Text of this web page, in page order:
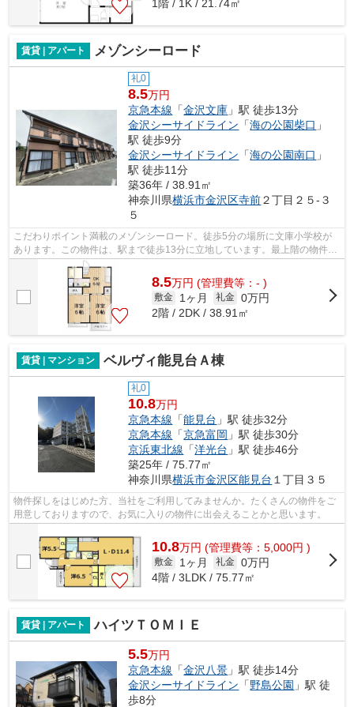
1階 / 1K / 21.74㎡
賃貸 | アパート メゾンシーロード
礼0
8.5万円
京急本線 「金沢文庫 」駅 徒歩13分
金沢シーサイドライン 「海の公園柴口 」
駅 徒歩9分
金沢シーサイドライン 「海の公園南口 」
駅 徒歩11分
築36年 / 38.91㎡
神奈川県横浜市金沢区寺前２丁目２５-３
５
こだわりポイント満載のメゾンシーロード。徒歩5分の場所に文庫小学校が
あります。この物件は、駅まで徒歩13分に立地しています。最上階の物件で
す。当社スタッフが地域の賃貸情報をご...
8.5万円 (管理費等：- )
敷金 1ヶ月 礼金 0万円
2階 / 2DK / 38.91㎡
賃貸 | マンション ベルヴィ能見台Ａ棟
礼0
10.8万円
京急本線 「能見台 」駅 徒歩32分
京急本線 「京急富岡 」駅 徒歩30分
京浜東北線 「洋光台 」駅 徒歩46分
築25年 / 75.77㎡
神奈川県横浜市金沢区能見台 １丁目３５
物件探しをはじめた方、当社をご利用してみませんか。たくさんの物件をご
用意しておりますので、お気に入りの物件に出会えることかと思います。
10.8万円 (管理費等：5,000円 )
敷金 1ヶ月 礼金 0万円
4階 / 3LDK / 75.77㎡
賃貸 | アパート ハイツＴＯＭＩＥ
5.5万円
京急本線 「金沢八景 」駅 徒歩14分
金沢シーサイドライン 「野島公園 」駅 徒
歩8分